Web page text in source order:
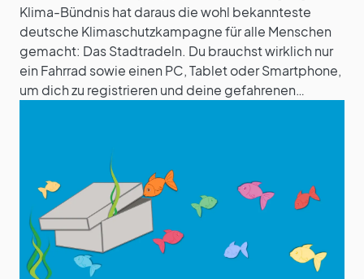
Klima-Bündnis hat daraus die wohl bekannteste
deutsche Klimaschutzkampagne für alle Menschen
gemacht: Das Stadtradeln. Du brauchst wirklich nur
ein Fahrrad sowie einen PC, Tablet oder Smartphone,
um dich zu registrieren und deine gefahrenen…